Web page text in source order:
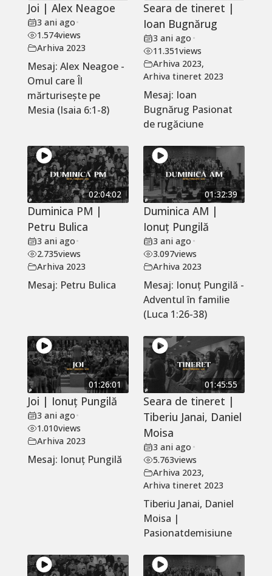
Joi | Alex Neagoe
3 ani ago•
1.574views
Arhiva 2023
Mesaj: Alex Neagoe -
Omul care Îl
mărturisește pe
Mesia (Isaia 6:1-8)
Seara de tineret |
Ioan Bugnărug
3 ani ago •
11.351views
Arhiva 2023,
Arhiva tineret 2023
Mesaj: Ioan
Bugnărug Pasionat
de rugăciune
02:04:02
Duminica PM |
Petru Bulica
3 ani ago•
2.735views
Arhiva 2023
Mesaj: Petru Bulica
01:32:39
Duminica AM |
Ionuț Pungilă
3 ani ago •
3.097views
Arhiva 2023
Mesaj: Ionuț Pungilă -
Adventul în familie
(Luca 1:26-38)
01:26:01
Joi | Ionuț Pungilă
3 ani ago•
1.010views
Arhiva 2023
Mesaj: Ionuț Pungilă
01:45:55
Seara de tineret |
Tiberiu Janai, Daniel
Moisa
3 ani ago •
5.763views
Arhiva 2023,
Arhiva tineret 2023
Tiberiu Janai, Daniel
Moisa |
Pasionatdemisiune